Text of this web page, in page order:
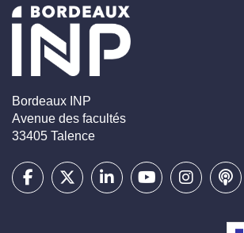
Bordeaux INP
Avenue des facultés
33405 Talence